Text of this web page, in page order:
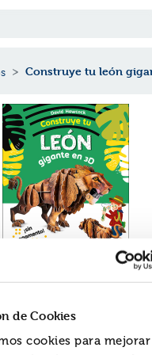
de Cookies
cookies para
Construye tu león